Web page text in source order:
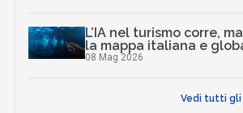
L’IA nel turismo corre,
la mappa italiana e
08 Mag 2026
Vedi tutti gli